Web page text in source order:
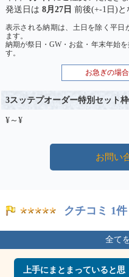
発送日は 8月27日 前後(+-1日)と
表示される納期は、土日を除く平
ます。
納期が祭日・GW・お盆・年末年始
す。
お急ぎの場
3スッテプオーダー特別セット
¥～¥
お問い
クチコミ 1件
上手にまとまっていると思